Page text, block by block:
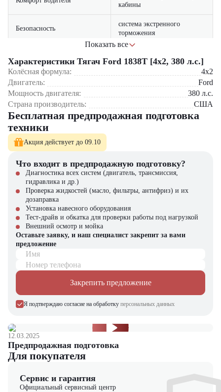
кабины
Безопасность
система экстренного
торможения
Удобство обслуживания
интервалы
Области применения:
Междугородние грузоперевозки
Контейнерная логистика
Перевозка генеральных грузов
Работа с рефрижераторными полуприцепами
Компания "ЦТО" как официальный дилер Ford Trucks
предлагает:
Оригинальные запчасти в наличии
Программу лояльности для постоянных клиентов
Гибкие условия финансирования
Ford 1838Т - когда важны проверенная надежность и комфорт!
Показать все
Характеристики Тягач Ford 1838Т [4x2, 380 л.с.]
Колёсная формула:
4x2
Двигатель:
Ford
Мощность двигателя:
380 л.с.
Страна производитель:
США
Бесплатная предпродажная подготовка
техники
Акция действует до 09.10
Что входит в предпродажную подготовку?
Диагностика всех систем (двигатель, трансмиссия,
гидравлика и др.)
Проверка жидкостей (масло, фильтры, антифриз) и их
дозаправка
Установка навесного оборудования
Тест-драйв и обкатка для проверки работы под нагрузкой
Внешний осмотр и мойка
Оставьте заявку, и наш специалист закрепит за вами
предложение
Имя
Номер телефона
Закрепить предложение
Я подтверждаю согласие на обработку персональных данных
12.03.2025
Предпродажная подготовка
Для покупателя
Сервис и гарантия
Официальный сервисный центр